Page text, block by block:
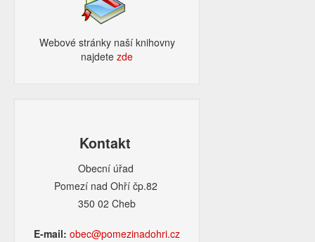
Webové stránky naší knihovny
najdetezde​
Kontakt
Obecní úřad
Pomezí nad Ohří čp.82
350 02 Cheb
E-mail: obec@pomezinadohri.cz